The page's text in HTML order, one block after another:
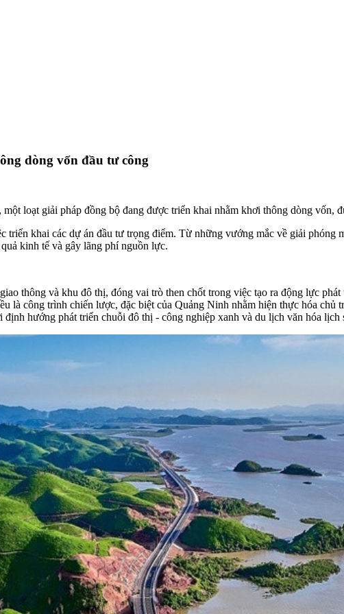
dòng vốn đầu tư công
loạt giải pháp đồng bộ đang được triển khai nhằm khơi thông dòng vốn,
khai các dự án đầu tư trọng điểm. Từ những vướng mắc về giải phóng
kinh tế và gây lãng phí nguồn lực.
thông và khu đô thị, đóng vai trò then chốt trong việc tạo ra động lực
là công trình chiến lược, đặc biệt của Quảng Ninh nhằm hiện thực hóa chủ
hướng phát triển chuỗi đô thị - công nghiệp xanh và du lịch văn hóa lịch